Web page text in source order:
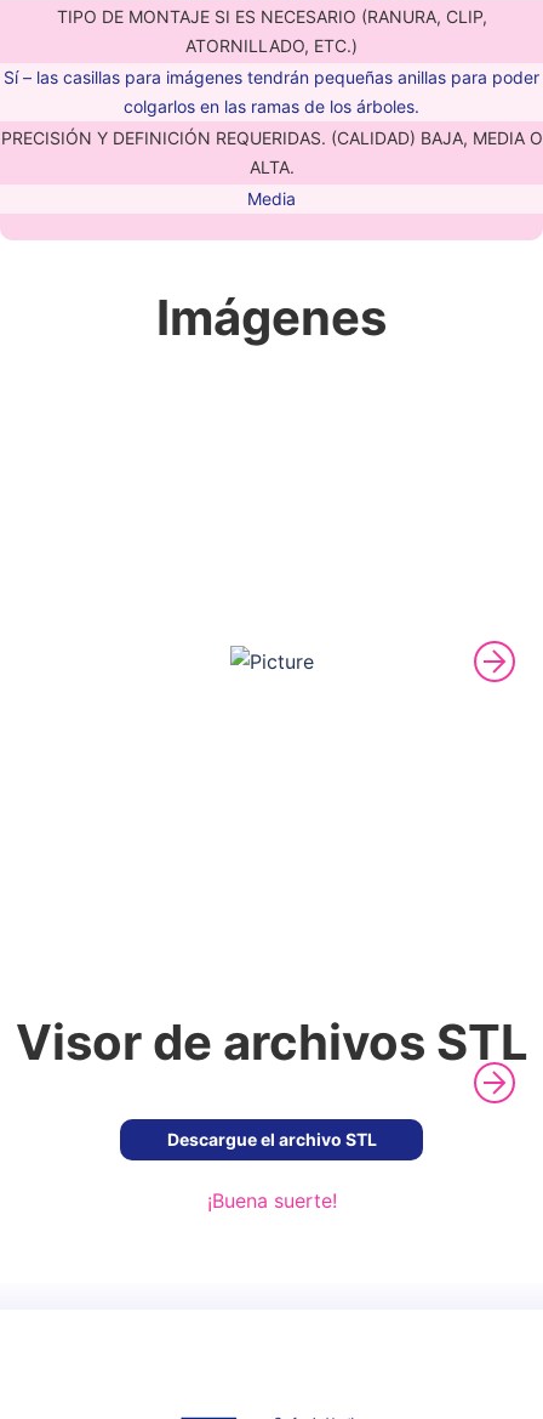
TIPO DE MONTAJE SI ES NECESARIO (RANURA, CLIP,
ATORNILLADO, ETC.)
Sí – las casillas para imágenes tendrán pequeñas anillas para poder
colgarlos en las ramas de los árboles.
PRECISIÓN Y DEFINICIÓN REQUERIDAS. (CALIDAD) BAJA, MEDIA O
ALTA.
Media
Imágenes
Visor de archivos STL
Descargue el archivo STL
¡Buena suerte!